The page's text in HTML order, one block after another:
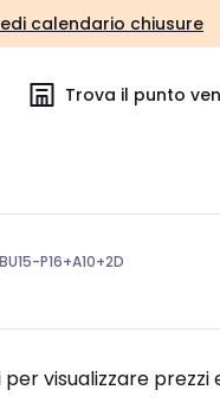
calendario chiusure
Trova il punto
P16+A10+2D
visualizzare prezzi